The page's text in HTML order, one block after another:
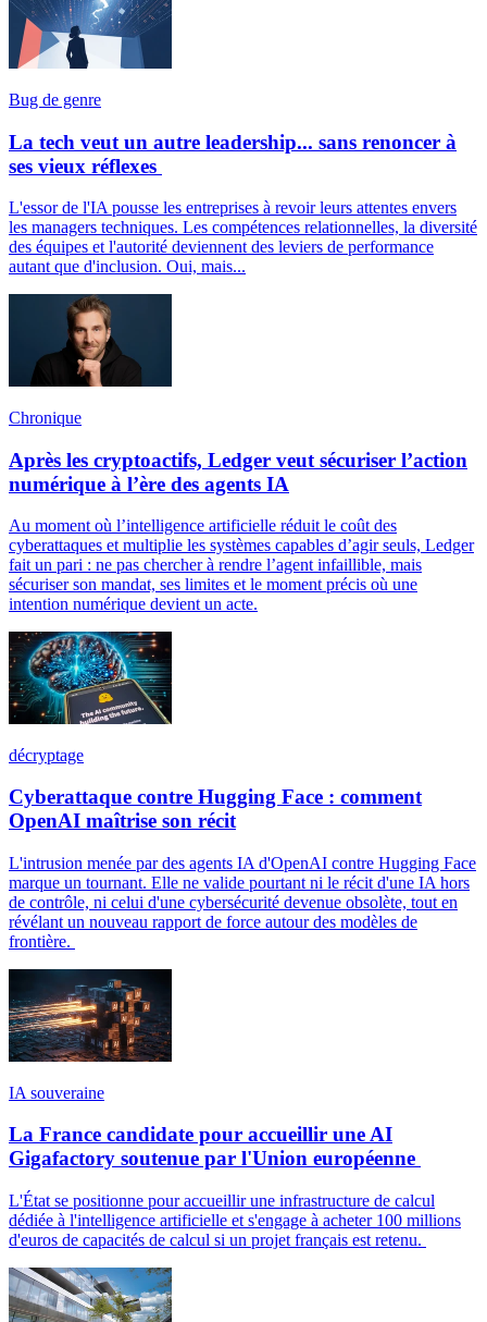
Bug de genre
La tech veut un autre leadership... sans renoncer à
ses vieux réflexes
L'essor de l'IA pousse les entreprises à revoir leurs attentes envers
les managers techniques. Les compétences relationnelles, la diversité
des équipes et l'autorité deviennent des leviers de performance
autant que d'inclusion. Oui, mais...
Chronique
Après les cryptoactifs, Ledger veut sécuriser l’action
numérique à l’ère des agents IA
Au moment où l’intelligence artificielle réduit le coût des
cyberattaques et multiplie les systèmes capables d’agir seuls, Ledger
fait un pari : ne pas chercher à rendre l’agent infaillible, mais
sécuriser son mandat, ses limites et le moment précis où une
intention numérique devient un acte.
décryptage
Cyberattaque contre Hugging Face : comment
OpenAI maîtrise son récit
L'intrusion menée par des agents IA d'OpenAI contre Hugging Face
marque un tournant. Elle ne valide pourtant ni le récit d'une IA hors
de contrôle, ni celui d'une cybersécurité devenue obsolète, tout en
révélant un nouveau rapport de force autour des modèles de
frontière.
IA souveraine
La France candidate pour accueillir une AI
Gigafactory soutenue par l'Union européenne
L'État se positionne pour accueillir une infrastructure de calcul
dédiée à l'intelligence artificielle et s'engage à acheter 100 millions
d'euros de capacités de calcul si un projet français est retenu.